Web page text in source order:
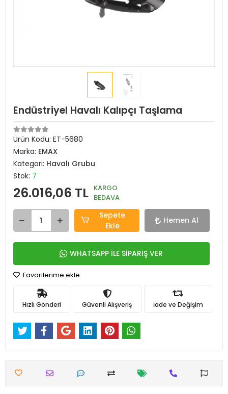
Endüstriyel Havalı Kalıpçı Taşlama
Ürün Kodu: ET-5680
Marka: EMAX
Kategori: Havalı Grubu
Stok: 7
26.016,06 TL KARGO
BEDAVA
Sepete
Ekle
Hemen Al
WHATSAPP İLE SİPARİŞ VER
Favorilerime ekle
Hızlı Gönderi Güvenli Alışveriş İade ve Değişim